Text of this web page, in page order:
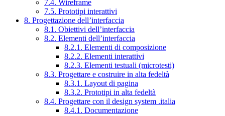
7.4. Wireframe
7.5. Prototipi interattivi
8. Progettazione dell’interfaccia
8.1. Obiettivi dell’interfaccia
8.2. Elementi dell’interfaccia
8.2.1. Elementi di composizione
8.2.2. Elementi interattivi
8.2.3. Elementi testuali (microtesti)
8.3. Progettare e costruire in alta fedeltà
8.3.1. Layout di pagina
8.3.2. Prototipi in alta fedeltà
8.4. Progettare con il design system .italia
8.4.1. Documentazione